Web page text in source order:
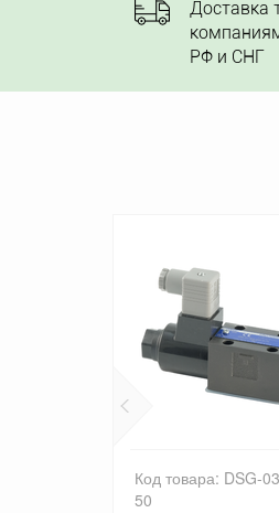
Доставка
РФ и СНГ
Код товара: DSG-
50